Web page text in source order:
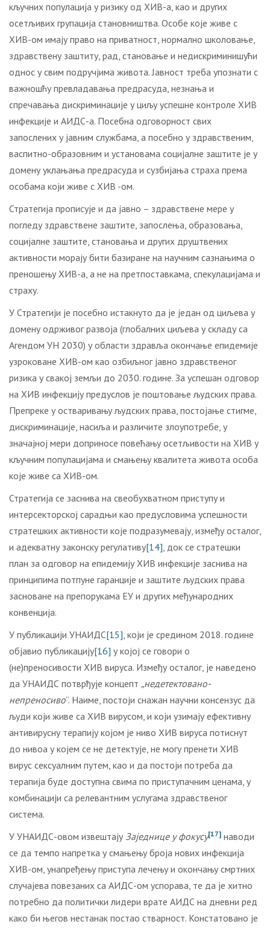
кључних популација у ризику од ХИВ-а, као и других
осетљивих групација становништва. Особе које живе с
ХИВ-ом имају право на приватност, нормално школовање,
здравствену заштиту, рад, становање и недискриминишући
однос у свим подручјима живота. Јавност треба упознати с
важношћу превладавања предрасуда, незнања и
спречавања дискриминације у циљу успешне контроле ХИВ
инфекције и АИДС-а. Посебна одговорност свих
запослених у јавним службама, а посебно у здравственим,
васпитно-образовним и установама социјалне заштите је у
домену уклањања предрасуда и сузбијања страха према
особама који живе с ХИВ -ом.
Стратегија прописује и да јавно – здравствене мере у
погледу здравствене заштите, запослења, образовања,
социјалне заштите, становања и других друштвених
активности морају бити базиране на научним сазнањима о
преношењу ХИВ-а, а не на претпоставкама, спекулацијама и
страху.
У Стратегији је посебно истакнуто да је један од циљева у
домену одрживог развоја (глобалних циљева у складу са
Агендом УН 2030) у области здравља окончање епидемије
узроковане ХИВ-ом као озбиљног јавно здравственог
ризика у свакој земљи до 2030. године. За успешан одговор
на ХИВ инфекцију предуслов је поштовање људских права.
Препреке у остваривању људских права, постојање стигме,
дискриминације, насиља и различите злоупотребе, у
значајној мери доприносе повећању осетљивости на ХИВ у
кључним популацијама и смањењу квалитета живота особа
које живе са ХИВ-ом.
Стратегија се заснива на свеобухватном приступу и
интерсекторској сарадњи као предусловима успешности
стратешких активности које подразумевају, између осталог,
и адекватну законску регулативу[14], док се стратешки
план за одговор на епидемију ХИВ инфекције заснива на
принципима потпуне гаранције и заштите људских права
засноване на препорукама ЕУ и других међународних
конвенција.
У публикацији УНАИДС[15], који је средином 2018. године
објавио публикацију[16] у којој се говори о
(не)преносивости ХИВ вируса. Између осталог, је наведено
да УНАИДС потврђује концепт „недетектовано-
непреносиво“. Наиме, постоји снажан научни консензус да
људи који живе са ХИВ вирусом, и који узимају ефективну
антивирусну терапију којом је ниво ХИВ вируса потиснут
до нивоа у којем се не детектује, не могу пренети ХИВ
вирус сексуалним путем, као и да постоји потреба да
терапија буде доступна свима по приступачним ценама, у
комбинацији са релевантним услугама здравственог
система.
У УНАИДС-овом извештају Заједнице у фокусу[17] наводи
се да темпо напретка у смањењу броја нових инфекција
ХИВ-ом, унапређењу приступа лечењу и окончању смртних
случајева повезаних са АИДС-ом успорава, те да је хитно
потребно да политички лидери врате АИДС на дневни ред
како би његов нестанак постао стварност. Констатовано је